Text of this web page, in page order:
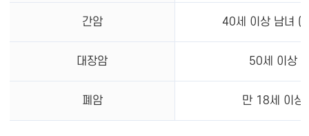
간암 40세 이상 남녀 (
대장암 50세 이상
폐암 만 18세 이상